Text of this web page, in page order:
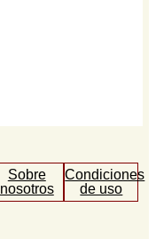
Sobre
nosotros
Condiciones
de uso